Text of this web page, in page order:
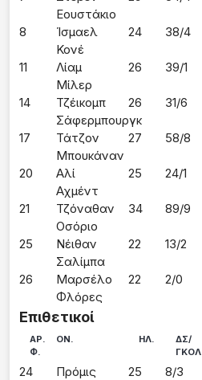
Εουστάκιο
8
Ίσμαελ
Κονέ
24 38/4
11
Λίαμ
Μίλερ
26 39/1
14
Τζέικομπ
Σάφερμπουργκ
26 31/6
17
Τάτζον
Μπουκάναν
27 58/8
20
Αλί
Αχμέντ
25 24/1
21
Τζόναθαν
Οσόριο
34 89/9
25
Νέιθαν
Σαλίμπα
22 13/2
26
Μαρσέλο
Φλόρες
22 2/0
Επιθετικοί
ΑΡ.
Φ.
ΟΝ. ΗΛ.
ΔΣ/
ΓΚΟΛ
24
Πρόμις
25 8/3